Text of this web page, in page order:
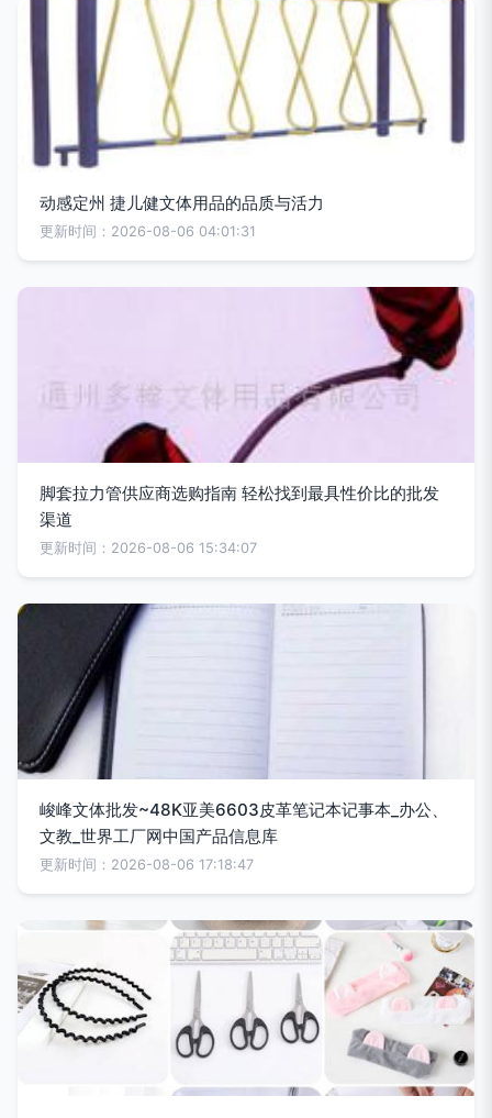
动感定州 捷儿健文体用品的品质与活力
更新时间：2026-08-06 04:01:31
脚套拉力管供应商选购指南 轻松找到最具性价比的批发
渠道
更新时间：2026-08-06 15:34:07
峻峰文体批发~48K亚美6603皮革笔记本记事本_办公、
文教_世界工厂网中国产品信息库
更新时间：2026-08-06 17:18:47